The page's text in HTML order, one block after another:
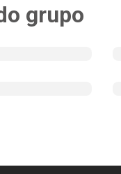
grupo